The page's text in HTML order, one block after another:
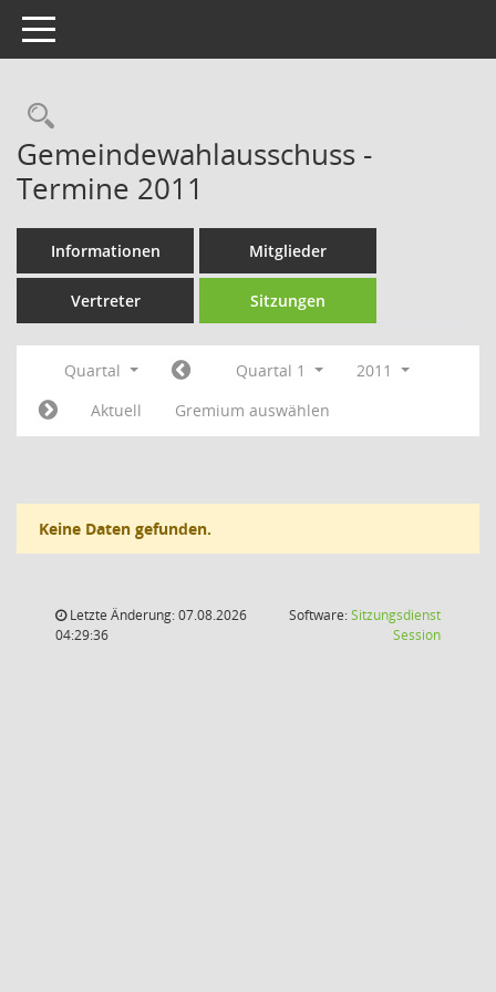
Toggle navigation
Rechercheauswahl
Gemeindewahlausschuss -
Termine 2011
Informationen Mitglieder
Vertreter Sitzungen
Quartal Quartal 1
2011
Aktuell
Gremium auswählen
Keine Daten gefunden.
Letzte Änderung: 07.08.2026
04:29:36
Software:Sitzungsdienst
Session(Wird in